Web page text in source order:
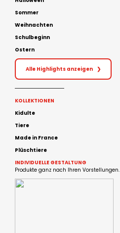
Sommer
Weihnachten
Schulbeginn
Ostern
Alle Highlights anzeigen ❯
KOLLEKTIONEN
Kidulte
Tiere
Made in France
Plüschtiere
INDIVIDUELLE GESTALTUNG
Produkte ganz nach Ihren Vorstellungen.